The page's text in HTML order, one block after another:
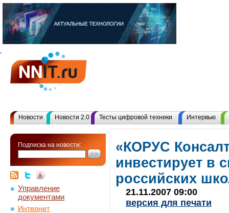
Новости Новости 2.0 Тесты цифровой техники Интервью
Подписка на новости:
Управление
документами
Интернет
«КОРУС
инвестирует в
российских
21.11.2007 09:00
версия для печати